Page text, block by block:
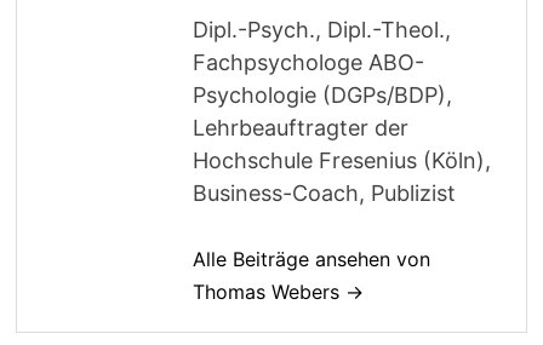
Dipl.-Psych., Dipl.-Theol.,
Fachpsychologe ABO-
Psychologie (DGPs/BDP),
Lehrbeauftragter der
Hochschule Fresenius (Köln),
Business-Coach, Publizist
Alle Beiträge ansehen von
Thomas Webers →